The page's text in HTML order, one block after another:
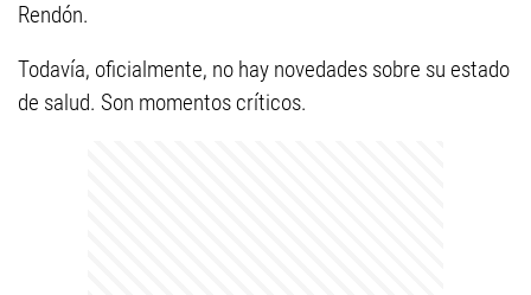
Rendón.
Todavía, oficialmente, no hay novedades sobre su estado
de salud. Son momentos críticos.